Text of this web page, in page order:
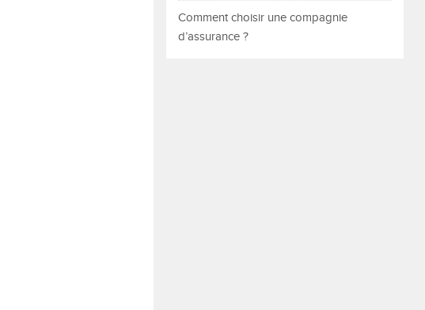
Comment choisir une compagnie
d’assurance ?